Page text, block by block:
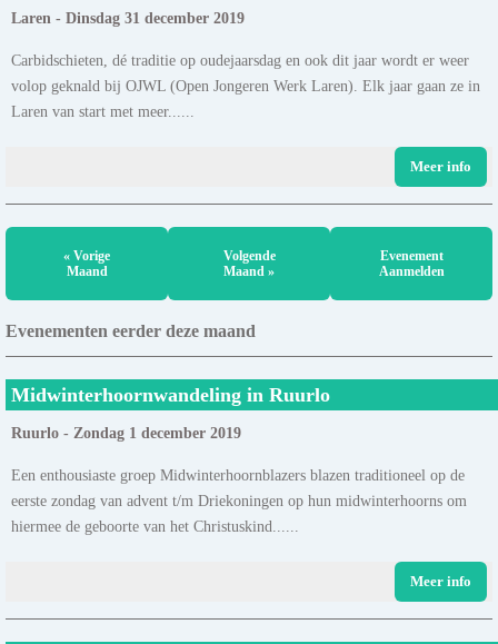
Laren - Dinsdag 31 december 2019
Carbidschieten, dé traditie op oudejaarsdag en ook dit jaar wordt er weer
volop geknald bij OJWL (Open Jongeren Werk Laren). Elk jaar gaan ze in
Laren van start met meer......
Meer info
« Vorige
Maand
Volgende
Maand »
Evenement
Aanmelden
Evenementen eerder deze maand
Midwinterhoornwandeling in Ruurlo
Ruurlo - Zondag 1 december 2019
Een enthousiaste groep Midwinterhoornblazers blazen traditioneel op de
eerste zondag van advent t/m Driekoningen op hun midwinterhoorns om
hiermee de geboorte van het Christuskind......
Meer info